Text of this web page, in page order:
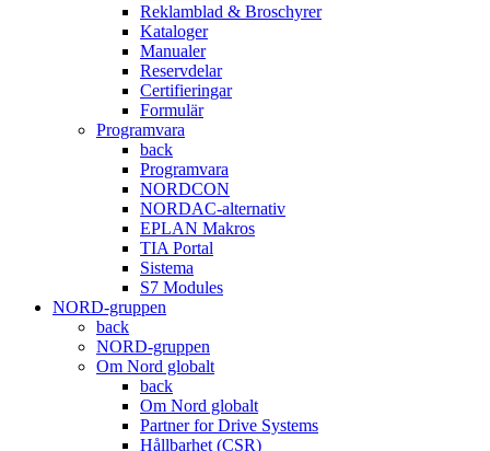
Reklamblad & Broschyrer
Kataloger
Manualer
Reservdelar
Certifieringar
Formulär
Programvara
back
Programvara
NORDCON
NORDAC-alternativ
EPLAN Makros
TIA Portal
Sistema
S7 Modules
NORD-gruppen
back
NORD-gruppen
Om Nord globalt
back
Om Nord globalt
Partner for Drive Systems
Hållbarhet (CSR)